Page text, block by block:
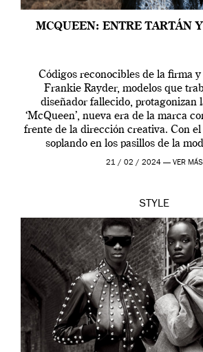
MCQUEEN: ENTRE TARTÁN
Códigos reconocibles de la firma
Frankie Rayder, modelos que
diseñador fallecido, protagonizan
‘McQueen’, nueva era de la marca
frente de la dirección creativa. Con
soplando en los pasillos de la
McQueen se prepara para
21 / 02 / 2024 — VER MÁS
STYLE